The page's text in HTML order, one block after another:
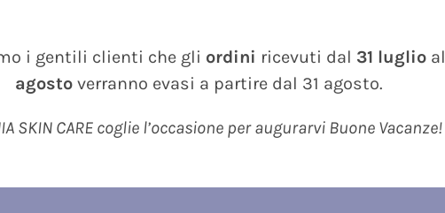
i gentili clienti che gli ordini ricevuti dal 31 luglio al
agosto verranno evasi a partire dal 31 agosto.
SKIN CARE coglie l’occasione per augurarvi Buone Vacanze!